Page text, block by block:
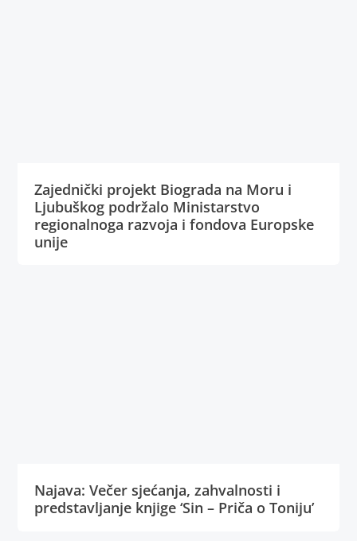
Zajednički projekt Biograda na Moru i
Ljubuškog podržalo Ministarstvo
regionalnoga razvoja i fondova Europske
unije
Najava: Večer sjećanja, zahvalnosti i
predstavljanje knjige ‘Sin – Priča o Toniju’